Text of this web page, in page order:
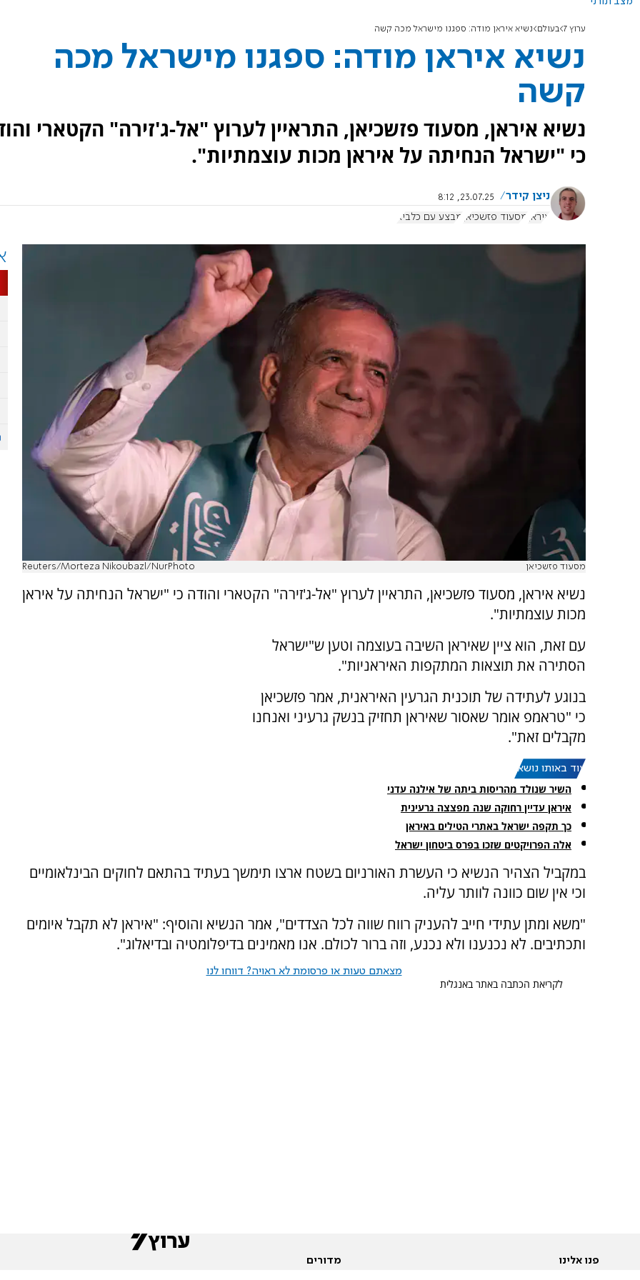
ערוץ 7 בעולם נשיא איראן מודה: ספגנו מישראל מכה קשה
נשיא איראן מודה: ספגנו מישראל מכה
קשה
נשיא איראן, מסעוד פזשכיאן, התראיין לערוץ "אל-ג'זירה" הקטארי
כי "ישראל הנחיתה על איראן מכות עוצמתיות".
ניצן קידר
23.07.25, 8:12
איראן מסעוד פזשכיאן מבצע עם כלביא
מסעוד פזשכיאן Reuters/Morteza Nikoubazl/NurPhoto
נשיא איראן, מסעוד פזשכיאן, התראיין לערוץ "אל-ג'זירה" הקטארי והודה כי "ישראל הנחיתה על איראן
מכות עוצמתיות".
עם זאת, הוא ציין שאיראן השיבה בעוצמה וטען ש"ישראל
הסתירה את תוצאות המתקפות האיראניות".
בנוגע לעתידה של תוכנית הגרעין האיראנית, אמר פזשכיאן
כי "טראמפ אומר שאסור שאיראן תחזיק בנשק גרעיני ואנחנו
מקבלים זאת".
עוד באותו נושא:
השיר שנולד מהריסות ביתה של אילנה עדני
איראן עדיין רחוקה שנה מפצצה גרעינית
כך תקפה ישראל באתרי הטילים באיראן
אלה הפרויקטים שזכו בפרס ביטחון ישראל
במקביל הצהיר הנשיא כי העשרת האורניום בשטח ארצו תימשך בעתיד בהתאם לחוקים הבינלאומיים
וכי אין שום כוונה לוותר עליה.
"משא ומתן עתידי חייב להעניק רווח שווה לכל הצדדים", אמר הנשיא והוסיף: "איראן לא תקבל איומים
ותכתיבים. לא נכנענו ולא נכנע, וזה ברור לכולם. אנו מאמינים בדיפלומטיה ובדיאלוג".
מצאתם טעות או פרסומת לא ראויה? דווחו לנו
לקריאת הכתבה באתר באנגלית
פנו אלינו מדורים